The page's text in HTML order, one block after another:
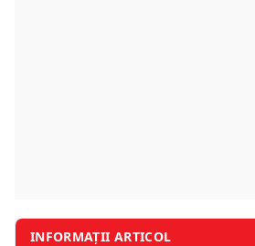
INFORMAȚII ARTICOL